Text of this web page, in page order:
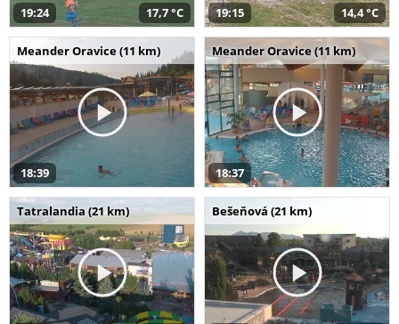
19:24 17,7 °C 19:15 14,4 °C
Meander Oravice (11 km)
18:39
Meander Oravice (11 km)
18:37
Tatralandia (21 km) Bešeňová (21 km)